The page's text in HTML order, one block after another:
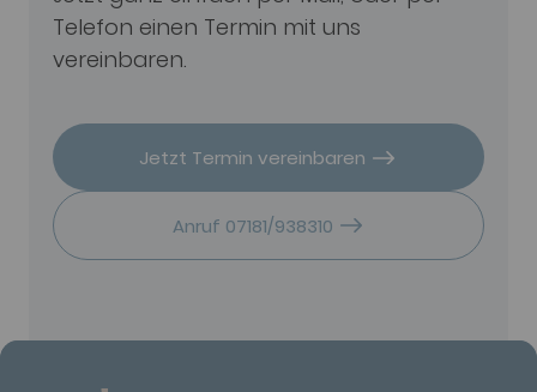
Telefon einen Termin mit uns
vereinbaren.
Jetzt Termin vereinbaren
Anruf 07181/938310